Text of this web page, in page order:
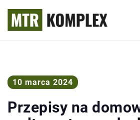
10 marca 2024
Przepisy na